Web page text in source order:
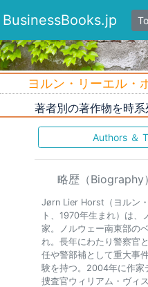
BusinessBooks.jp
ヨルン・リーエル・
著者別の著作物を時系
Authors ＆
略歴（Biography）
Jørn Lier Horst（ヨルン
ト、1970年生まれ）は、
家。ノルウェー南東部の
れ。長年にわたり警察官
任や警部補として重大事
験を持つ。2004年に作家
捜査官ウィリアム・ヴィ